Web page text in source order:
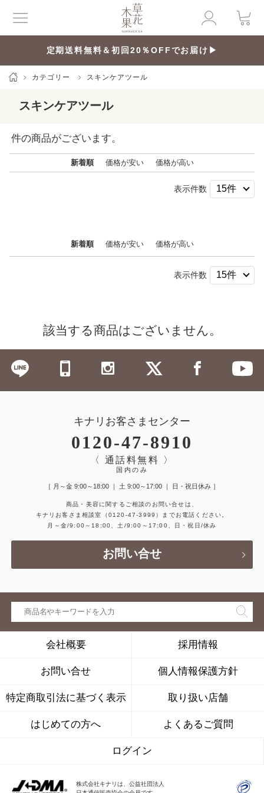
定期送料無料＆初回20％OFFでお届け▶
カテゴリー スキンケアツール
スキンケアツール
件の商品がございます。
新着順 価格が安い 価格が高い
表示件数
新着順 価格が安い 価格が高い
表示件数
該当する商品はございません。
キナリお客さまセンター
0120-47-8910
〈 通話料無料 〉
国内のみ
［ 月～金 9:00～18:00 ｜ 土 9:00～17:00 ｜ 日・祝日休み ］
商品・美容に関するご相談のお問い合せは、
キナリお客さま相談室
（0120-47-3999）
までお電話ください。
月～金/9:00～18:00、土/9:00～17:00、日・祝日/休み
お問い合せ
会社概要 採用情報
お問い合せ 個人情報保護方針
特定商取引法に基づく表示 取り扱い店舗
はじめての方へ よくあるご質問
ログイン
株式会社キナリは、公益社団法人